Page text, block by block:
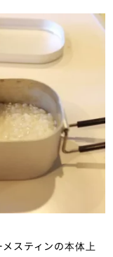
スティンの本体上